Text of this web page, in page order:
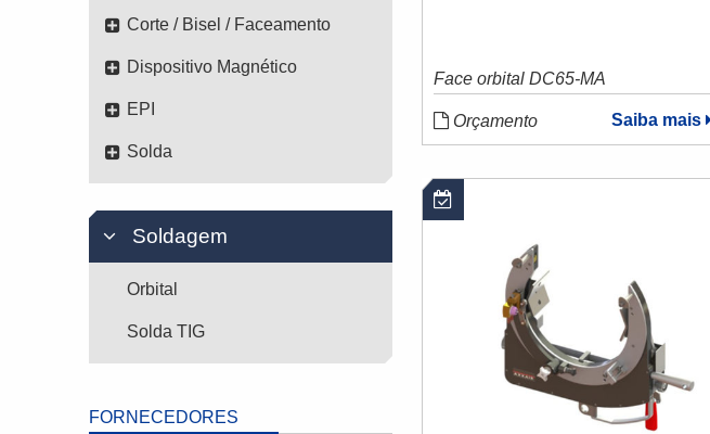
Corte / Bisel / Faceamento
Dispositivo Magnético
EPI
Solda
Soldagem
Orbital
Solda TIG
FORNECEDORES
Face orbital DC65-MA
Orçamento Saiba mais